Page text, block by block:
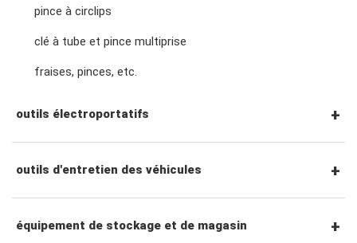
accessoires de prise
pince à circlips
clé à tube et pince multiprise
fraises, pinces, etc.
outils électroportatifs
outils pneumatiques
accessoires pour outils électriques
outils d'entretien des véhicules
outils de service général
équipement de stockage et de magasin